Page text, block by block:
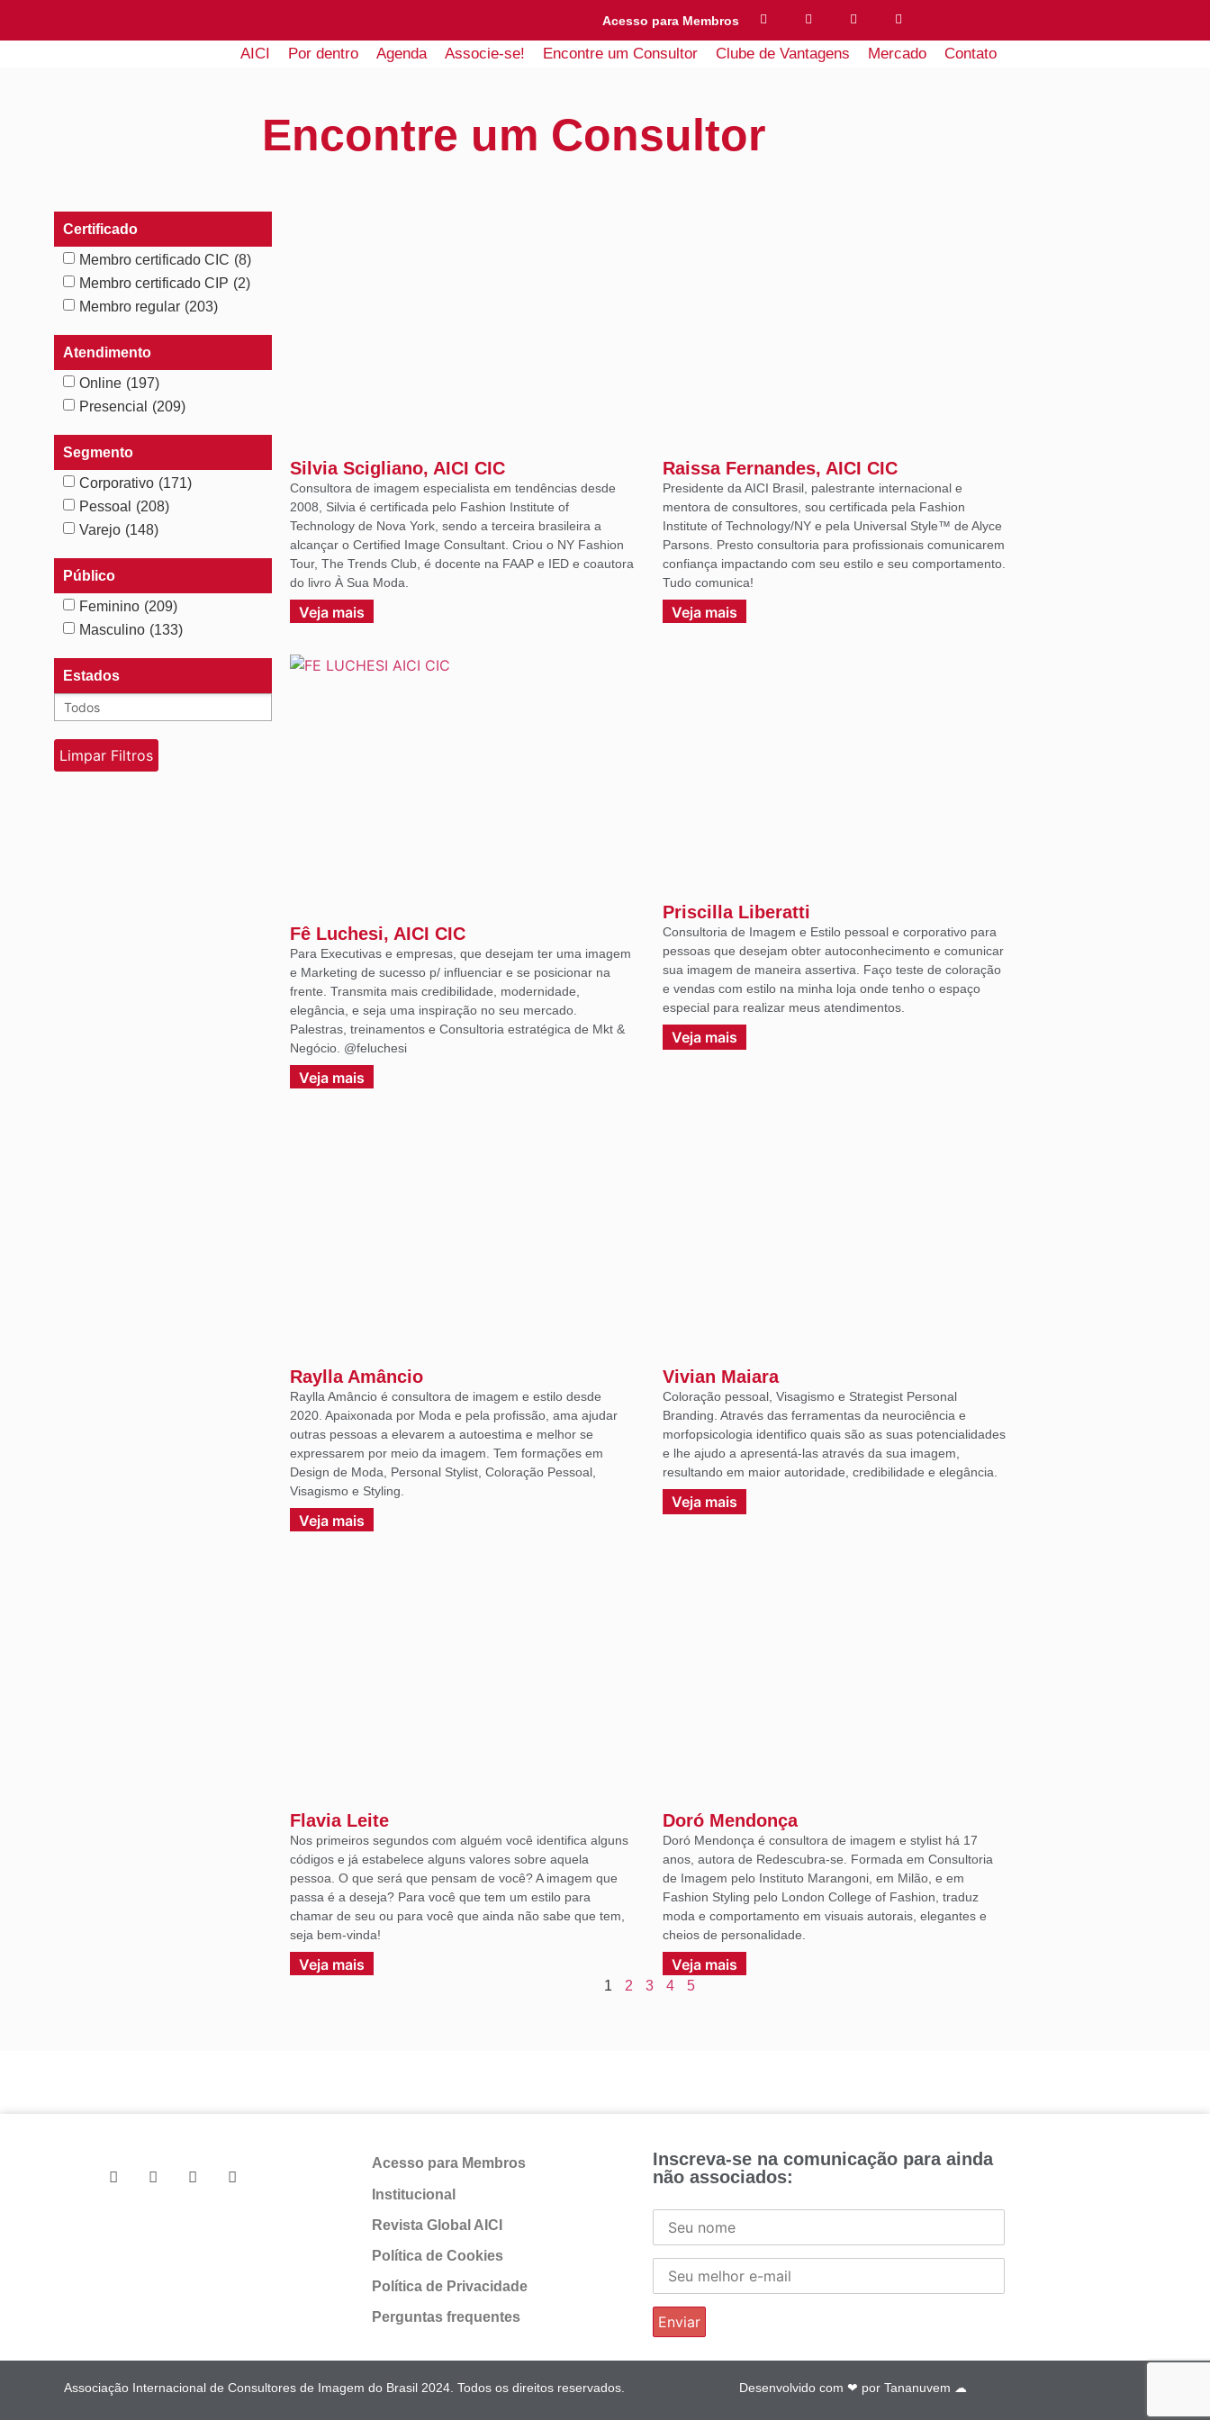
Acesso para Membros
AICI Por dentro Agenda Associe-se! Encontre um Consultor Clube de Vantagens Mercado Contato
Encontre um Consultor
Certificado
Membro certificado CIC (8)
Membro certificado CIP (2)
Membro regular (203)
Atendimento
Online (197)
Presencial
(209)
Segmento
Corporativo (171)
Pessoal
(208)
Varejo (148)
Público
Feminino (209)
Masculino (133)
Estados
Silvia Scigliano, AICI CIC
Consultora de imagem especialista em tendências desde
2008, Silvia é certificada pelo Fashion Institute of
Technology de Nova York, sendo a terceira brasileira a
alcançar o Certified Image Consultant. Criou o NY Fashion
Tour, The Trends Club, é docente na FAAP e IED e coautora
do livro À Sua Moda.
Veja mais
Raissa Fernandes, AICI CIC
Presidente da AICI Brasil, palestrante internacional e
mentora de consultores, sou certificada pela Fashion
Institute of Technology/NY e pela Universal Style™ de Alyce
Parsons. Presto consultoria para profissionais comunicarem
confiança impactando com seu estilo e seu comportamento.
Tudo comunica!
Veja mais
Fê Luchesi, AICI CIC
Para Executivas e empresas, que desejam ter uma imagem
e Marketing de sucesso p/ influenciar e se posicionar na
frente. Transmita mais credibilidade, modernidade,
elegância, e seja uma inspiração no seu mercado.
Palestras, treinamentos e Consultoria estratégica de Mkt &
Negócio. @feluchesi
Veja mais
Priscilla Liberatti
Consultoria de Imagem e Estilo pessoal e corporativo para
pessoas que desejam obter autoconhecimento e comunicar
sua imagem de maneira assertiva. Faço teste de coloração
e vendas com estilo na minha loja onde tenho o espaço
especial para realizar meus atendimentos.
Veja mais
Raylla Amâncio
Raylla Amâncio é consultora de imagem e estilo desde
2020. Apaixonada por Moda e pela profissão, ama ajudar
outras pessoas a elevarem a autoestima e melhor se
expressarem por meio da imagem. Tem formações em
Design de Moda, Personal Stylist, Coloração Pessoal,
Visagismo e Styling.
Veja mais
Vivian Maiara
Coloração pessoal, Visagismo e Strategist Personal
Branding. Através das ferramentas da neurociência e
morfopsicologia identifico quais são as suas potencialidades
e lhe ajudo a apresentá-las através da sua imagem,
resultando em maior autoridade, credibilidade e elegância.
Veja mais
Flavia Leite
Nos primeiros segundos com alguém você identifica alguns
códigos e já estabelece alguns valores sobre aquela
pessoa. O que será que pensam de você? A imagem que
passa é a deseja? Para você que tem um estilo para
chamar de seu ou para você que ainda não sabe que tem,
seja bem-vinda!
Veja mais
Doró Mendonça
Doró Mendonça é consultora de imagem e stylist há 17
anos, autora de Redescubra-se. Formada em Consultoria
de Imagem pelo Instituto Marangoni, em Milão, e em
Fashion Styling pelo London College of Fashion, traduz
moda e comportamento em visuais autorais, elegantes e
cheios de personalidade.
Veja mais
1 2 3 4 5
Acesso para Membros
Institucional
Revista Global AICI
Política de Cookies
Política de Privacidade
Perguntas frequentes
Inscreva-se na comunicação para ainda
não associados:
Associação Internacional de Consultores de Imagem do Brasil 2024. Todos os direitos reservados. Desenvolvido com ❤ por Tananuvem ☁